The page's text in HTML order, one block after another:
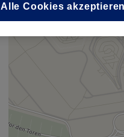
Alle Cookies